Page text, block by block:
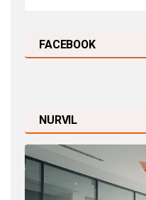
FACEBOOK
NURVIL